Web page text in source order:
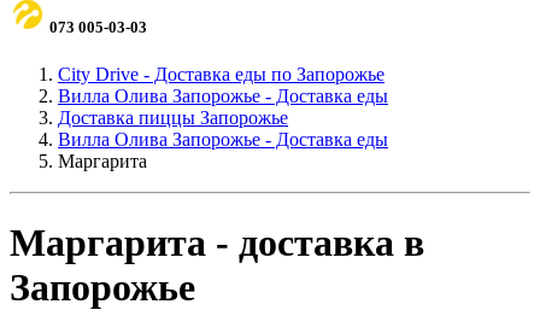
073 005-03-03
City Drive - Доставка еды по Запорожье
Вилла Олива Запорожье - Доставка еды
Доставка пиццы Запорожье
Вилла Олива Запорожье - Доставка еды
Маргарита
Маргарита - доставка в
Запорожье